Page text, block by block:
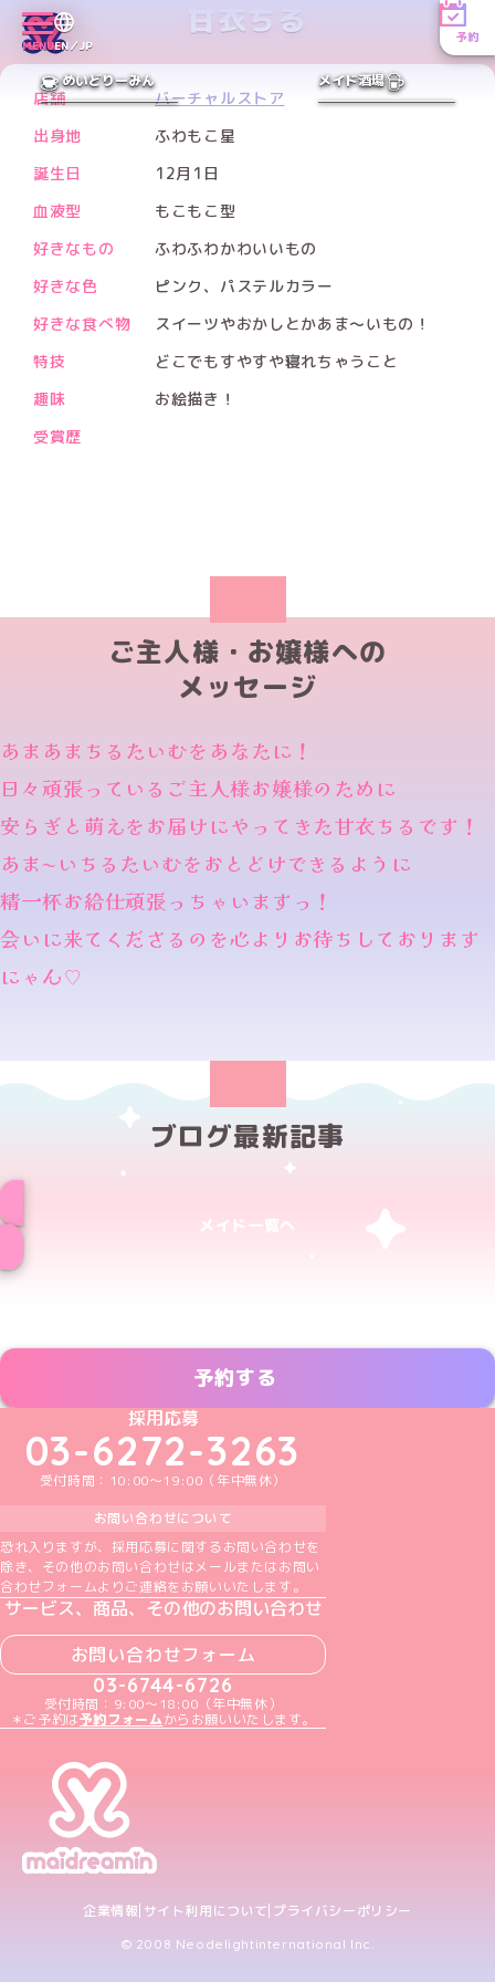
MENUEN／JP
予約
めいどりーみん メイド酒場
甘衣ちる
PREV
NEXT
店舗
バーチャルストア
出身地
ふわもこ星
誕生日
12月1日
血液型
もこもこ型
好きなもの
ふわふわかわいいもの
好きな色
ピンク、パステルカラー
好きな食べ物
スイーツやおかしとかあま〜いもの！
特技
どこでもすやすや寝れちゃうこと
趣味
お絵描き！
受賞歴
ご主人様・お嬢様への
メッセージ
あまあまちるたいむをあなたに！
日々頑張っているご主人様お嬢様のために
安らぎと萌えをお届けにやってきた甘衣ちるです！
あま〜いちるたいむをおとどけできるように
精一杯お給仕頑張っちゃいますっ！
会いに来てくださるのを心よりお待ちしております
にゃん♡
ブログ最新記事
メイド一覧へ
予約する
めいどりーみんTikTok公式アカウント
めいどりーみんX公式アカウント
めいどりーみんInstagram公式アカウント
めいどりーみんFacebook公式アカウン
めいどりーみんYouTube公式アカ
採用応募
03-6272-3263
受付時間：10:00～19:00（年中無休）
お問い合わせについて
恐れ入りますが、採用応募に関するお問い合わせを
除き、その他のお問い合わせはメールまたはお問い
合わせフォームよりご連絡をお願いいたします。
サービス、商品、その他のお問い合わせ
お問い合わせフォーム
03-6744-6726
受付時間：9:00～18:00（年中無休）
＊ご予約は予約フォームからお願いいたします。
企業情報 サイト利用について プライバシーポリシー
© 2008 Neodelightinternational Inc.